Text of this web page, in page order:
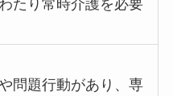
たり常時介護を必要
問題行動があり、専